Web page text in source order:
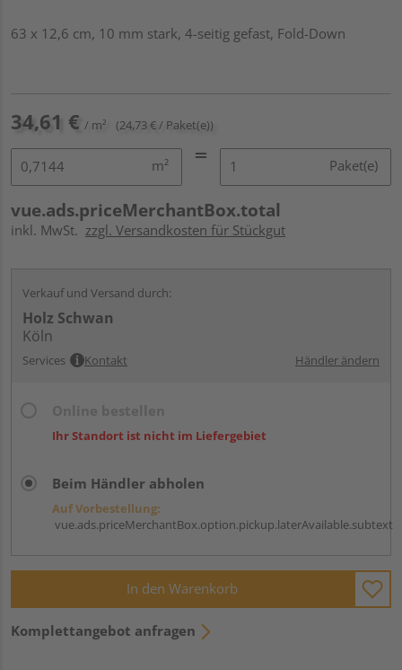
63 x 12,6 cm, 10 mm stark, 4-seitig gefast, Fold-Down
34,61 € / m² (24,73 € / Paket(e))
m² Paket(e)
vue.ads.priceMerchantBox.total
inkl. MwSt. zzgl. Versandkosten für Stückgut
Verkauf und Versand durch:
Holz Schwan
Köln
Services Kontakt Händler ändern
Ihr Standort ist nicht im Liefergebiet
Beim Händler abholen
Auf Vorbestellung:
vue.ads.priceMerchantBox.option.pickup.laterAvailable.subtext
In den Warenkorb
Komplettangebot anfragen